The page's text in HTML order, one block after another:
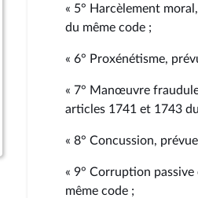
17 juillet 2017
« 5° Harcèlement
du même code ;
« 6° Proxénétisme,
« 7° Manœuvre
articles 1741 et 1743
« 8° Concussion,
« 9° Corruption
même code ;